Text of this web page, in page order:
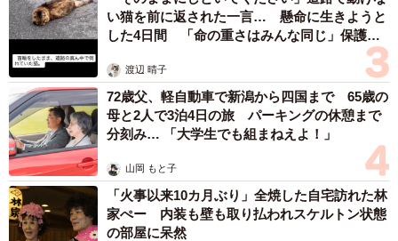
3/9
「本能寺の変」原因説50総選挙の結果はコチラ
い猫を前に返された一言… 懸命に生きようと
した4日間 「命の重さはみんな同じ」保護団
渡辺 晴子
72歳父、軽自動車で新潟から四国まで 65歳の
母と2人で3泊4日の旅 パーキングの休憩まで
分刻み… 「大学生でも組まねえよ！」
山岡 もと子
「火事以来10カ月ぶり」全焼した自宅訪れた林
家ぺー 内装も壁も取り払われスケルトン状態
の部屋に呆然